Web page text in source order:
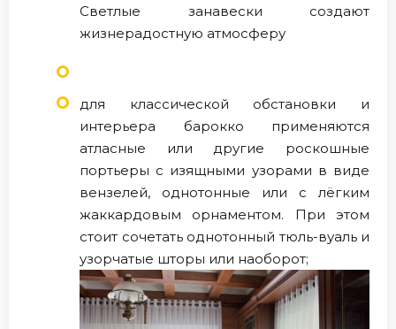
Светлые занавески создают
жизнерадостную атмосферу
для классической обстановки и
интерьера барокко применяются
атласные или другие роскошные
портьеры с изящными узорами в виде
вензелей, однотонные или с лёгким
жаккардовым орнаментом. При этом
стоит сочетать однотонный тюль-вуаль и
узорчатые шторы или наоборот;